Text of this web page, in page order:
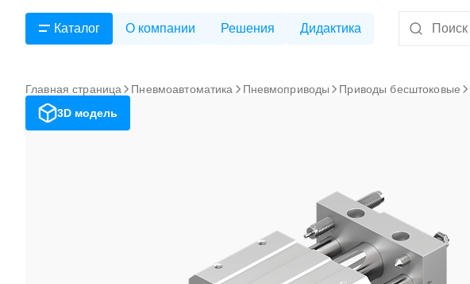
Каталог О компании Решения Дидактика
Главная страница Пневмоавтоматика Пневмоприводы Приводы бесштоковые
3D модель